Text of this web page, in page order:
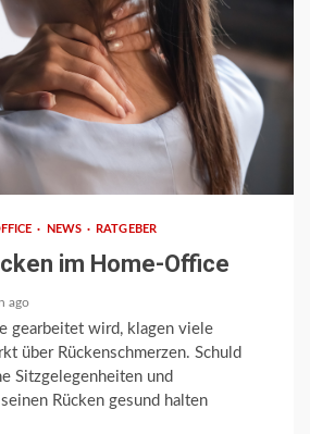
NEWS RATGEBER
im Home-Office
ago
gearbeitet wird, klagen viele
über Rückenschmerzen. Schuld
Sitzgelegenheiten und
Rücken gesund halten